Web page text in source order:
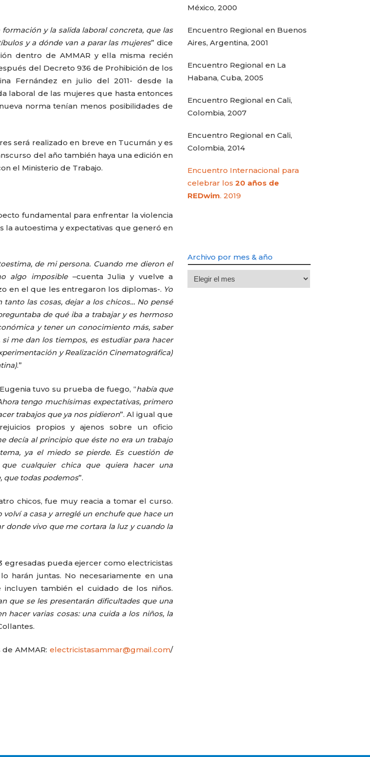
y la salida laboral concreta, que las
y a dónde van a parar las mujeres” dice
dentro de AMMAR y ella misma recién
del Decreto 936 de Prohibición de los
Fernández en julio del 2011- desde la
laboral de las mujeres que hasta entonces
norma tenían menos posibilidades de
será realizado en breve en Tucumán y es
del año también haya una edición en
el Ministerio de Trabajo.
fundamental para enfrentar la violencia
la autoestima y expectativas que generó en
de mi persona. Cuando me dieron el
algo imposible –cuenta Julia y vuelve a
en el que les entregaron los diplomas-. Yo
las cosas, dejar a los chicos… No pensé
de qué iba a trabajar y es hermoso
y tener un conocimiento más, saber
me dan los tiempos, es estudiar para hacer
y Realización Cinematográfica)
.”
tuvo su prueba de fuego, “había que
tengo muchísimas expectativas, primero
trabajos que ya nos pidieron”. Al igual que
propios y ajenos sobre un oficio
decía al principio que éste no era un trabajo
ya el miedo se pierde. Es cuestión de
cualquier chica que quiera hacer una
que todas podemos”.
chicos, fue muy reacia a tomar el curso.
a casa y arreglé un enchufe que hace un
donde vivo que me cortara la luz y cuando la
egresadas pueda ejercer como electricistas
harán juntas. No necesariamente en una
también el cuidado de los niños.
que se les presentarán dificultades que una
hacer varias cosas: una cuida a los niños, la
de AMMAR:electricistasammar@gmail.com/
México, 2000
Encuentro Regional en Buenos
Aires, Argentina, 2001
Encuentro Regional en La
Habana, Cuba, 2005
Encuentro Regional en Cali,
Colombia, 2007
Encuentro Regional en Cali,
Colombia, 2014
Encuentro Internacional para
celebrar los20 años de
REDwim. 2019
Archivo por mes & año
Archivo
por